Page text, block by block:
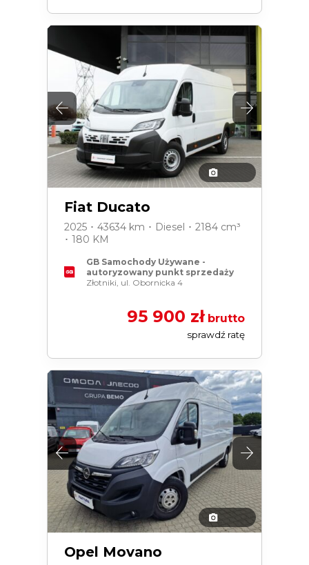
Fiat Ducato
2025 ･ 43634 km ･ Diesel ･ 2184 cm³
･ 180 KM
GB Samochody Używane -
autoryzowany punkt sprzedaży
Złotniki, ul. Obornicka 4
95 900 złbrutto
sprawdź ratę
Opel Movano